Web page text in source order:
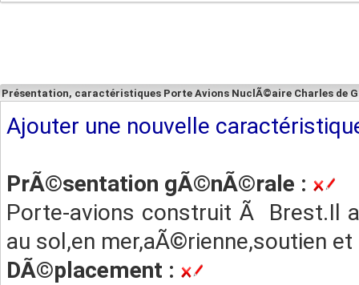
Présentation, caractéristiques Porte Avions NuclÃ©aire Charles de
Ajouter une nouvelle
PrÃ©sentation gÃ©nÃ©rale :
Porte-avions construit Ã Brest.Il
au sol,en mer,aÃ©rienne,soutien
DÃ©placement :